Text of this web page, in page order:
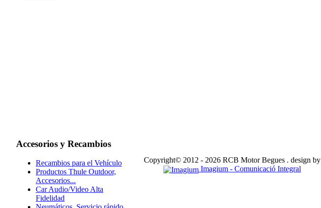
Accesorios y Recambios
Recambios para el Vehículo
Productos Thule Outdoor,
Accesorios...
Car Audio/Video Alta
Fidelidad
Copyright© 2012 - 2026 RCB Motor Begues . design by
Imagium - Comunicació Integral